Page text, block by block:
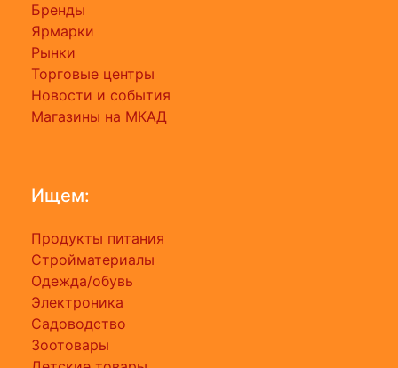
Бренды
Ярмарки
Рынки
Торговые центры
Новости и события
Магазины на МКАД
Ищем:
Продукты питания
Стройматериалы
Одежда/обувь
Электроника
Садоводство
Зоотовары